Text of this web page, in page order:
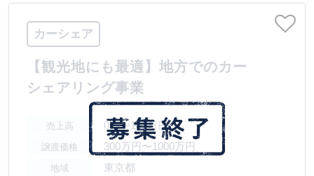
カーシェア
【観光地にも最適】地方でのカー
シェアリング事業
売上高 0円〜100万円
譲渡価格 300万円〜1000万円
地域 東京都